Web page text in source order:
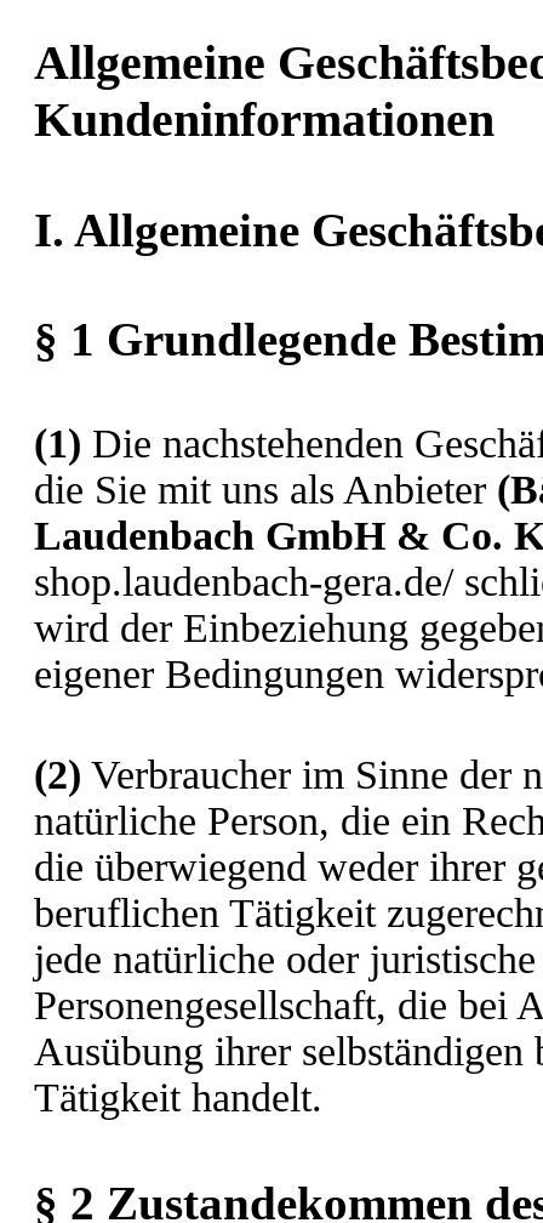
Allgemeine
Kundeninformationen
I. Allgemeine
§ 1 Grundlegende
(1) Die nachstehenden
die Sie mit uns als Anbieter (
Laudenbach GmbH & Co.
shop.laudenbach-gera.de/
wird der Einbeziehung
eigener Bedingungen
(2) Verbraucher im Sinne der
natürliche Person, die ein
die überwiegend weder ihrer
beruflichen Tätigkeit
jede natürliche oder
Personengesellschaft, die bei
Ausübung ihrer
Tätigkeit handelt.
§ 2 Zustandekommen